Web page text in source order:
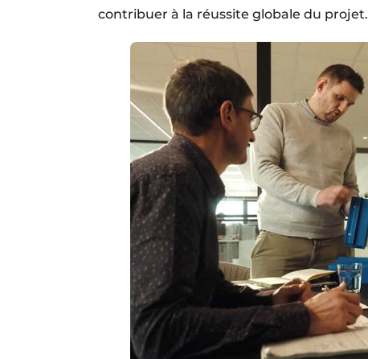
contribuer à la réussite globale du projet.